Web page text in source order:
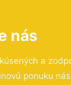
nás
a
ponuku